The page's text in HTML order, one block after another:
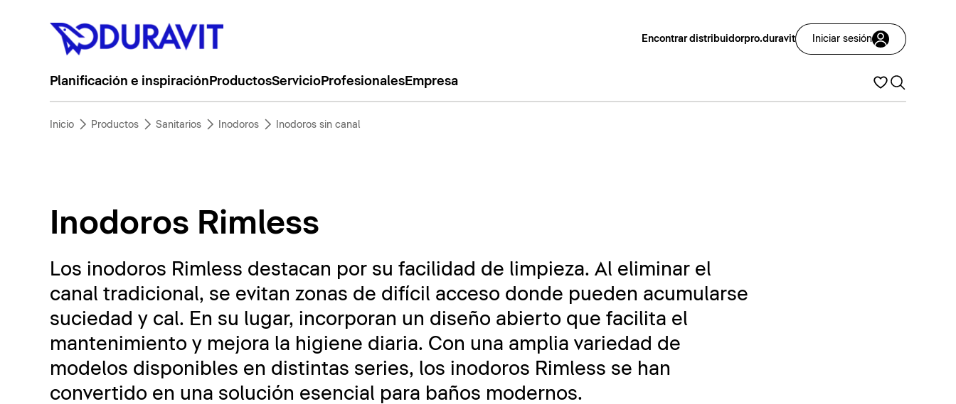
Encontrar distribuidorpro.duravit Iniciar sesión
Planificación e inspiración ProductosServicioProfesionalesEmpresa
Inicio Productos Sanitarios Inodoros Inodoros sin canal
Inodoros Rimless
Los inodoros Rimless destacan por su facilidad de limpieza. Al eliminar el
canal tradicional, se evitan zonas de difícil acceso donde pueden acumularse
suciedad y cal. En su lugar, incorporan un diseño abierto que facilita el
mantenimiento y mejora la higiene diaria. Con una amplia variedad de
modelos disponibles en distintas series, los inodoros Rimless se han
convertido en una solución esencial para baños modernos.